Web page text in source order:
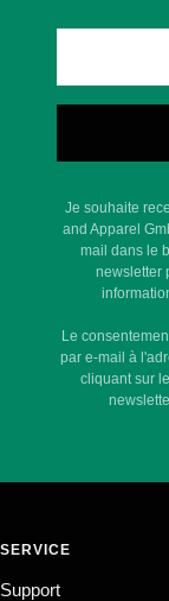
Je souhaite
and Apparel
mail dans le
newsletter
Le
par e-mail à
cliquant sur
SERVICE
Support